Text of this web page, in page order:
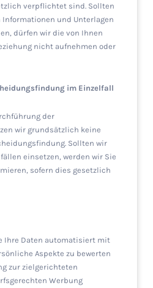
verpflichtet sind. Sollten
und Unterlagen
dürfen wir die von Ihnen
nicht aufnehmen oder
im Einzelfall
der
wir grundsätzlich keine
Sollten wir
einsetzen, werden wir Sie
sofern dies gesetzlich
Ihre Daten automatisiert mit
Aspekte zu bewerten
zur zielgerichteten
Werbung